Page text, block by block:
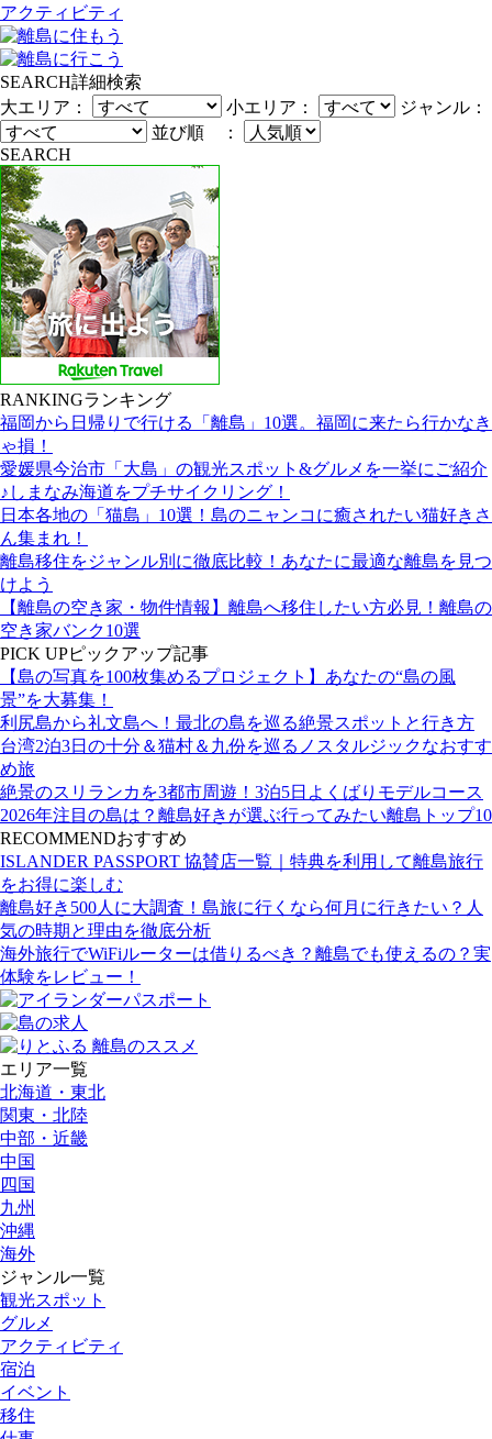
アクティビティ
SEARCH詳細検索
大エリア：
小エリア：
ジャンル：
並び順 ：
SEARCH
RANKINGランキング
福岡から日帰りで行ける「離島」10選。福岡に来たら行かなき
ゃ損！
愛媛県今治市「大島」の観光スポット&グルメを一挙にご紹介
♪しまなみ海道をプチサイクリング！
日本各地の「猫島」10選！島のニャンコに癒されたい猫好きさ
ん集まれ！
離島移住をジャンル別に徹底比較！あなたに最適な離島を見つ
けよう
【離島の空き家・物件情報】離島へ移住したい方必見！離島の
空き家バンク10選
PICK UPピックアップ記事
【島の写真を100枚集めるプロジェクト】あなたの“島の風
景”を大募集！
利尻島から礼文島へ！最北の島を巡る絶景スポットと行き方
台湾2泊3日の十分＆猫村＆九份を巡るノスタルジックなおすす
め旅
絶景のスリランカを3都市周遊！3泊5日よくばりモデルコース
2026年注目の島は？離島好きが選ぶ行ってみたい離島トップ10
RECOMMENDおすすめ
ISLANDER PASSPORT 協賛店一覧｜特典を利用して離島旅行
をお得に楽しむ
離島好き500人に大調査！島旅に行くなら何月に行きたい？人
気の時期と理由を徹底分析
海外旅行でWiFiルーターは借りるべき？離島でも使えるの？実
体験をレビュー！
エリア一覧
北海道・東北
関東・北陸
中部・近畿
中国
四国
九州
沖縄
海外
ジャンル一覧
観光スポット
グルメ
アクティビティ
宿泊
イベント
移住